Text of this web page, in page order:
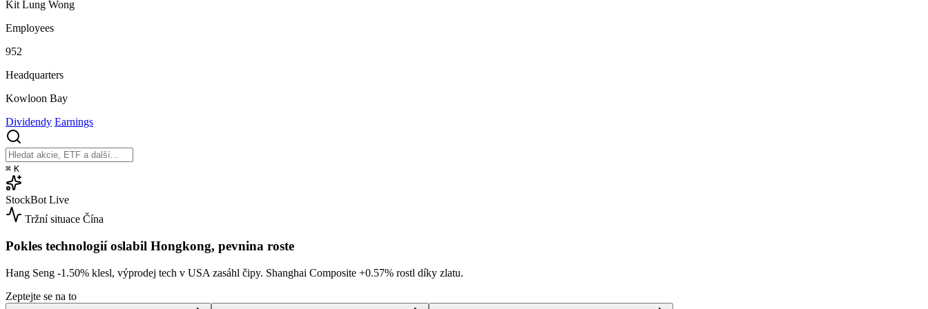
Kit Lung Wong
Employees
952
Headquarters
Kowloon Bay
Dividendy Earnings
⌘ K
StockBot Live
Tržní situace Čína
Pokles technologií oslabil Hongkong, pevnina roste
Hang Seng -1.50% klesl, výprodej tech v USA zasáhl čipy. Shanghai Composite +0.57% rostl díky zlatu.
Zeptejte se na to